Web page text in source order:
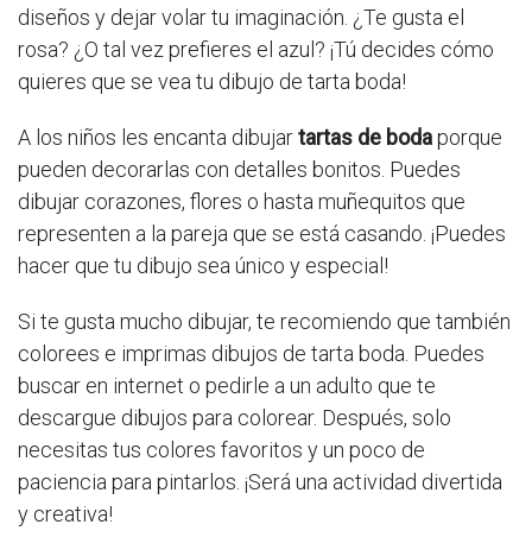
diseños y dejar volar tu imaginación. ¿Te gusta el
rosa? ¿O tal vez prefieres el azul? ¡Tú decides cómo
quieres que se vea tu dibujo de tarta boda!
A los niños les encanta dibujartartas de bodaporque
pueden decorarlas con detalles bonitos. Puedes
dibujar corazones, flores o hasta muñequitos que
representen a la pareja que se está casando. ¡Puedes
hacer que tu dibujo sea único y especial!
Si te gusta mucho dibujar, te recomiendo que también
colorees e imprimas dibujos de tarta boda. Puedes
buscar en internet o pedirle a un adulto que te
descargue dibujos para colorear. Después, solo
necesitas tus colores favoritos y un poco de
paciencia para pintarlos. ¡Será una actividad divertida
y creativa!